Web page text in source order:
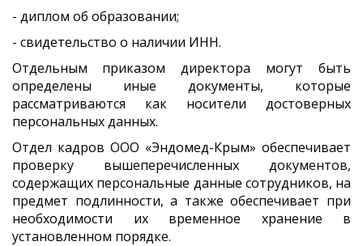
- диплом об образовании;
- свидетельство о наличии ИНН.
Отдельным приказом директора могут быть
определены иные документы, которые
рассматриваются как носители достоверных
персональных данных.
Отдел кадров ООО «Эндомед-Крым» обеспечивает
проверку вышеперечисленных документов,
содержащих персональные данные сотрудников, на
предмет подлинности, а также обеспечивает при
необходимости их временное хранение в
установленном порядке.